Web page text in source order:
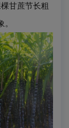
甘蔗节长粗